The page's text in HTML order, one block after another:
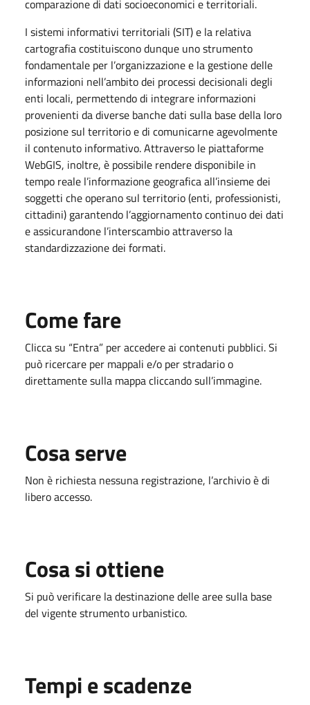
comparazione di dati socioeconomici e territoriali.
I sistemi informativi territoriali (SIT) e la relativa
cartografia costituiscono dunque uno strumento
fondamentale per l’organizzazione e la gestione delle
informazioni nell’ambito dei processi decisionali degli
enti locali, permettendo di integrare informazioni
provenienti da diverse banche dati sulla base della loro
posizione sul territorio e di comunicarne agevolmente
il contenuto informativo. Attraverso le piattaforme
WebGIS, inoltre, è possibile rendere disponibile in
tempo reale l’informazione geografica all’insieme dei
soggetti che operano sul territorio (enti, professionisti,
cittadini) garantendo l’aggiornamento continuo dei dati
e assicurandone l’interscambio attraverso la
standardizzazione dei formati.
Come fare
Clicca su “Entra” per accedere ai contenuti pubblici. Si
può ricercare per mappali e/o per stradario o
direttamente sulla mappa cliccando sull’immagine.
Cosa serve
Non è richiesta nessuna registrazione, l’archivio è di
libero accesso.
Cosa si ottiene
Si può verificare la destinazione delle aree sulla base
del vigente strumento urbanistico.
Tempi e scadenze